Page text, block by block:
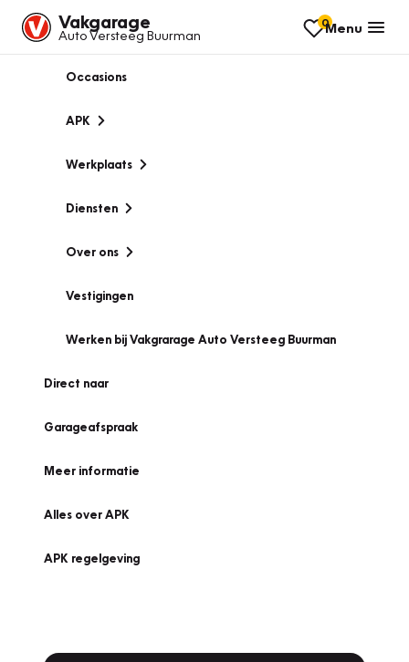
Vakgarage
Auto Versteeg Buurman
0Menu
Occasions
APK
Werkplaats
Diensten
Over ons
Vestigingen
Werken bij Vakgrarage Auto Versteeg Buurman
Direct naar
Garageafspraak
Meer informatie
Alles over APK
APK regelgeving